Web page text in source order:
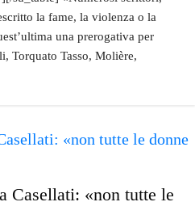
la fame, la violenza o la
una prerogativa per
Torquato Tasso, Molière,
Casellati: «non tutte le